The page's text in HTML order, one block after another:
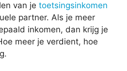
van je toetsingsinkomen
partner. Als je meer
inkomen, dan krijg je
meer je verdient, hoe